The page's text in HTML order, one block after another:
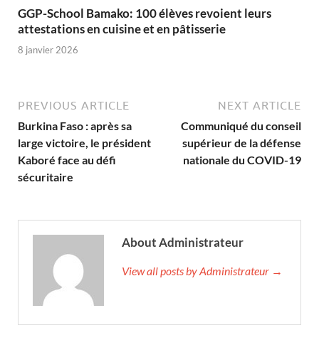
GGP-School Bamako: 100 élèves revoient leurs
attestations en cuisine et en pâtisserie
8 janvier 2026
PREVIOUS ARTICLE
Burkina Faso : après sa
large victoire, le président
Kaboré face au défi
sécuritaire
NEXT ARTICLE
Communiqué du conseil
supérieur de la défense
nationale du COVID-19
About Administrateur
View all posts by Administrateur →